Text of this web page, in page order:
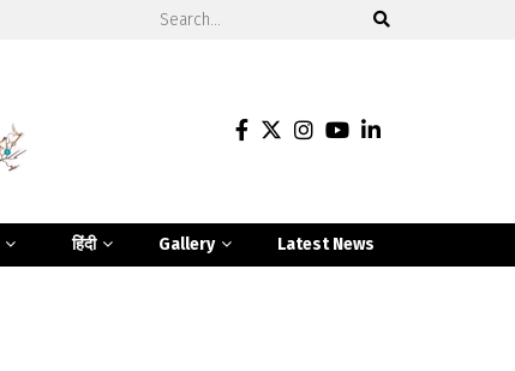
हिंदी Gallery Latest News